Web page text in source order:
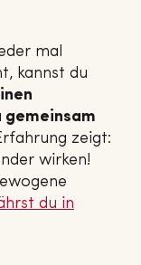
mal
kannst du
gemeinsam
zeigt:
wirken!
du in